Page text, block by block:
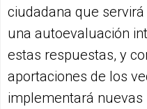
ciudadana que
una autoevaluación
estas respuestas, y
aportaciones de los
implementará